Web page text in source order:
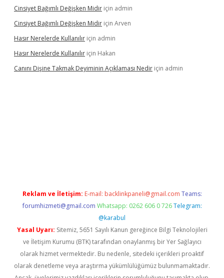
Cinsiyet Bağımlı Değişken Midir için admin
Cinsiyet Bağımlı Değişken Midir için Arven
Hasır Nerelerde Kullanılır için admin
Hasır Nerelerde Kullanılır için Hakan
Canını Dişine Takmak Deyiminin Açıklaması Nedir için admin
Reklam ve İletişim: E-mail: backlinkpaneli@gmail.com Teams:
forumhizmeti@gmail.com Whatsapp: 0262 606 0 726 Telegram:
@karabul
Yasal Uyarı: Sitemiz, 5651 Sayılı Kanun gereğince Bilgi Teknolojileri
ve İletişim Kurumu (BTK) tarafından onaylanmış bir Yer Sağlayıcı
olarak hizmet vermektedir. Bu nedenle, sitedeki içerikleri proaktif
olarak denetleme veya araştırma yükümlülüğümüz bulunmamaktadır.